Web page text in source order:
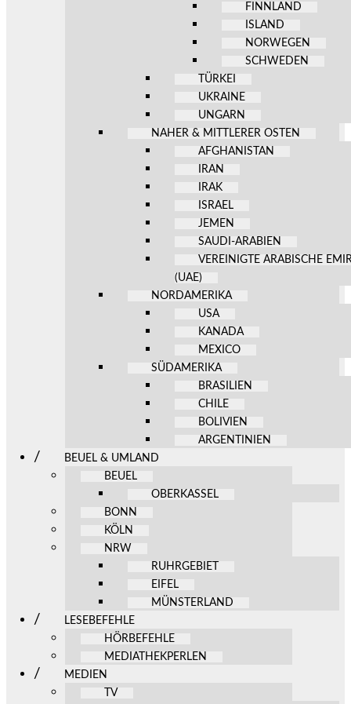
FINNLAND
ISLAND
NORWEGEN
SCHWEDEN
TÜRKEI
UKRAINE
UNGARN
NAHER & MITTLERER OSTEN
AFGHANISTAN
IRAN
IRAK
ISRAEL
JEMEN
SAUDI-ARABIEN
VEREINIGTE ARABISCHE
(UAE)
NORDAMERIKA
USA
KANADA
MEXICO
SÜDAMERIKA
BRASILIEN
CHILE
BOLIVIEN
ARGENTINIEN
BEUEL & UMLAND
BEUEL
OBERKASSEL
BONN
KÖLN
NRW
RUHRGEBIET
EIFEL
MÜNSTERLAND
LESEBEFEHLE
HÖRBEFEHLE
MEDIATHEKPERLEN
MEDIEN
TV